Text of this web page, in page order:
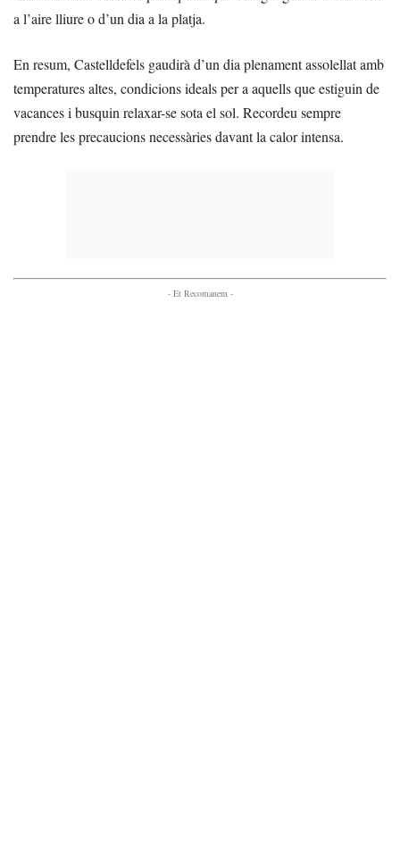
a l’aire lliure o d’un dia a la platja.
En resum, Castelldefels gaudirà d’un dia plenament assolellat amb
temperatures altes, condicions ideals per a aquells que estiguin de
vacances i busquin relaxar-se sota el sol. Recordeu sempre
prendre les precaucions necessàries davant la calor intensa.
- Et Recomanem -